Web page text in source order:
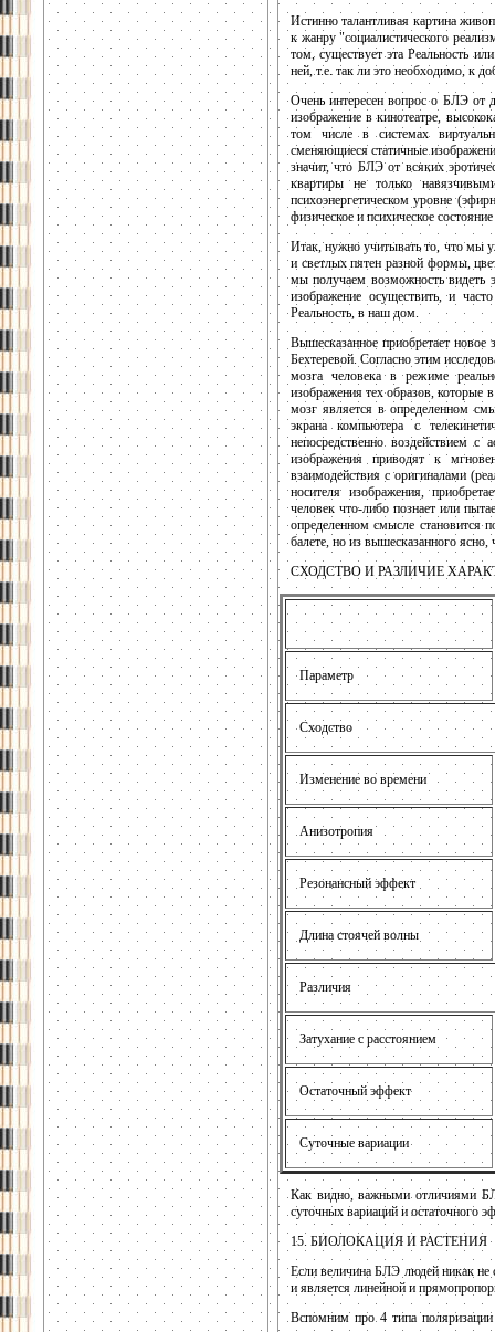
Истинно талантливая картина
к жанру "социалистического
том, существует эта Реальность
ней, т.е. так ли это необходимо, к
Очень интересен вопрос о БЛЭ от
изображение в кинотеатре,
том числе в системах
сменяющиеся статичные
значит, что БЛЭ от всяких
квартиры не только
психоэнергетическом уровне
физическое и психическое
Итак, нужно учитывать то, что мы
и светлых пятен разной формы,
мы получаем возможность видеть
изображение осуществить, и
Реальность, в наш дом.
Вышесказанное приобретает новое
Бехтеревой. Согласно этим
мозга человека в режиме
изображения тех образов,
мозг является в определенном
экрана компьютера с
непосредственно воздействием
изображения приводят к
взаимодействия с оригиналами
носителя изображения,
человек что-либо познает или
определенном смысле становится
балете, но из вышесказанного ясно,
СХОДСТВО И РАЗЛИЧИЕ
Параметр
Сходство
Изменение во времени
Анизотропия
Резонансный эффект
Длина стоячей волны
Различия
Затухание с расстоянием
Остаточный эффект
Суточные вариации
Как видно, важными отличиями
суточных вариаций и остаточного
15. БИОЛОКАЦИЯ И РАСТЕНИЯ
Если величина БЛЭ людей никак не
и является линейной и
Вспомним про 4 типа